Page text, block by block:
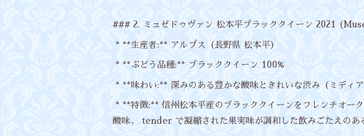
### 2. ミュゼドゥヴァン 松本平ブラッククイーン 2021
* **生産者:** アルプス（長野県 松本平）
* **ぶどう品種:** ブラッククイーン 100%
* **味わい:** 深みのある豊かな酸味ときれいな渋み（ミディア
* **特徴:** 信州松本平産のブラッククイーンをフレンチオー
酸味、 tender で凝縮された果実味が調和した飲みごたえのあ